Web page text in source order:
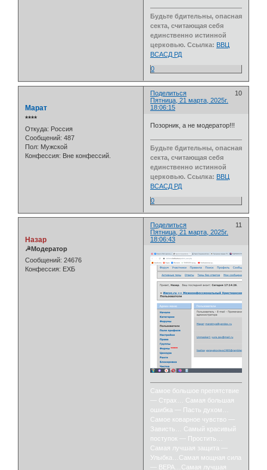
Будьте бдительны, опасная
секта, считающая себя
единственно истинной
церковью. Ссылка: ВВЦ
ВСАСД РД
0
Поделиться
10
Пятница, 21 марта, 2025г.
18:06:15
Марат
⭒⭒⭒⭒
Откуда: Россия
Сообщений: 487
Пол: Мужской
Конфессия: Вне конфессий.
Позорник, а не модератор!!!
Будьте бдительны, опасная
секта, считающая себя
единственно истинной
церковью. Ссылка: ВВЦ
ВСАСД РД
0
Поделиться
11
Пятница, 21 марта, 2025г.
18:06:43
Назар
☭Модератор
Сообщений: 24676
Конфессия: ЕХБ
Самое большое препятствие
— Страх… Самая большая
ошибка — Пасть духом…
Самое коварное чувство —
Зависть… Самый красивый
поступок — Простить…
Самая лучшая защита —
Улыбка…Самая мощная сила
— ВЕРА…Самая лучшая